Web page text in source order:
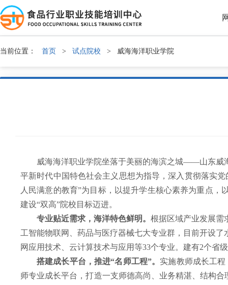
当前位置： 首页 > 试点院校 > 威海海洋职业学院
威海海洋职业学院坐落于美丽的海滨之城——山东威
平新时代中国特色社会主义思想为指导，深入贯彻落实
人民满意的教育”为目标，以提升学生核心素养为重点
建设“双高”院校目标迈进。
专业贴近需求，海洋特色鲜明。 根据区域产业发展需
工智能物联网、药品与医疗器械七大专业群，目前开设
网应用技术、云计算技术与应用等33个专业。 建有2个省
搭建成长平台，推进“名师工程”。 实施教师成长工
师专业成长平台，打造一支师德高尚、业务精湛、结构